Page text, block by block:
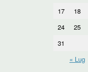
17
18
24
25
31
« Lug